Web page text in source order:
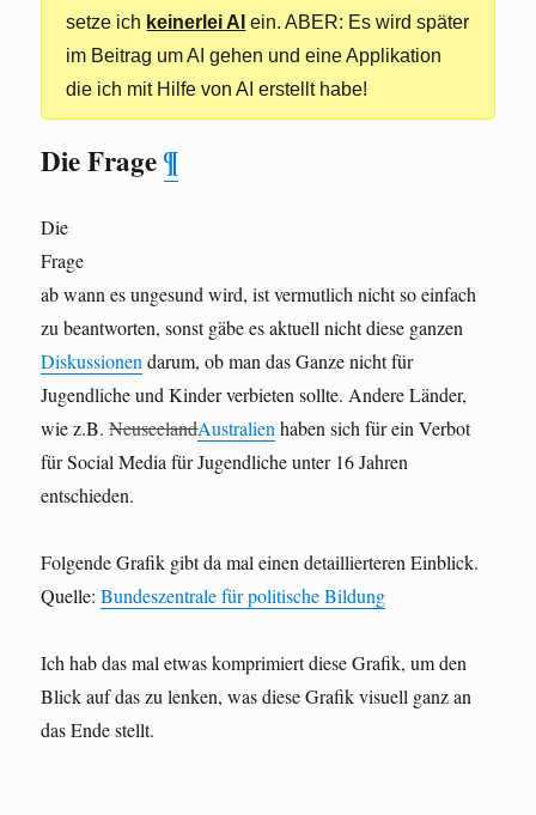
setze ich keinerlei AI ein. ABER: Es wird später
im Beitrag um AI gehen und eine Applikation
die ich mit Hilfe von AI erstellt habe!
Die Frage¶
Die
Frage
ab wann es ungesund wird, ist vermutlich nicht so einfach
zu beantworten, sonst gäbe es aktuell nicht diese ganzen
Diskussionen darum, ob man das Ganze nicht für
Jugendliche und Kinder verbieten sollte. Andere Länder,
wie z.B.NeuseelandAustralien haben sich für ein Verbot
für Social Media für Jugendliche unter 16 Jahren
entschieden.
Folgende Grafik gibt da mal einen detaillierteren Einblick.
Quelle:Bundeszentrale für politische Bildung
Ich hab das mal etwas komprimiert diese Grafik, um den
Blick auf das zu lenken, was diese Grafik visuell ganz an
das Ende stellt.